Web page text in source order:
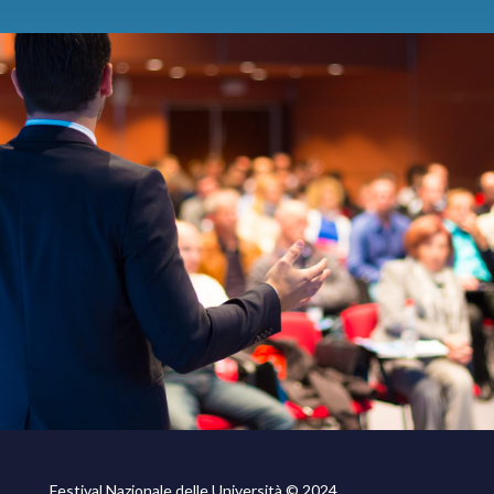
Festival Nazionale delle Università © 2024